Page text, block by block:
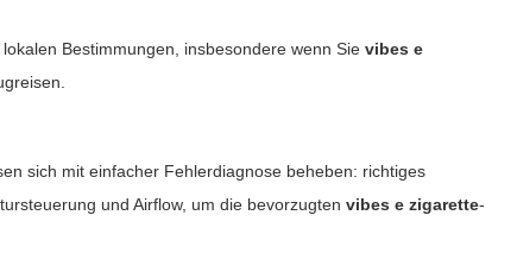
Bestimmungen, insbesondere wenn Sievibes e
sich mit einfacher Fehlerdiagnose beheben: richtiges
und Airflow, um die bevorzugtenvibes e zigarette-